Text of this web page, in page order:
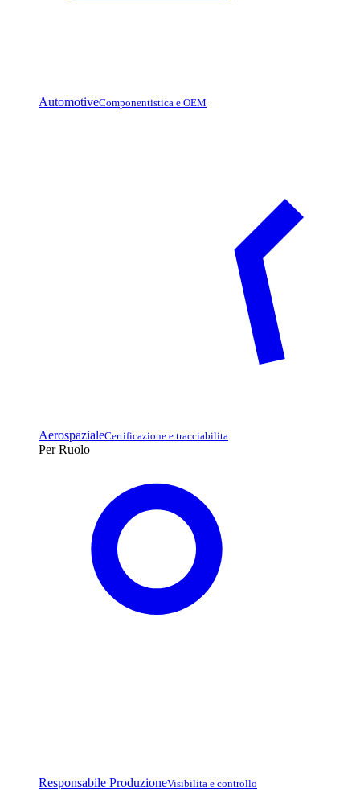
AutomotiveComponentistica e OEM
AerospazialeCertificazione e tracciabilita
Per Ruolo
Responsabile ProduzioneVisibilita e controllo